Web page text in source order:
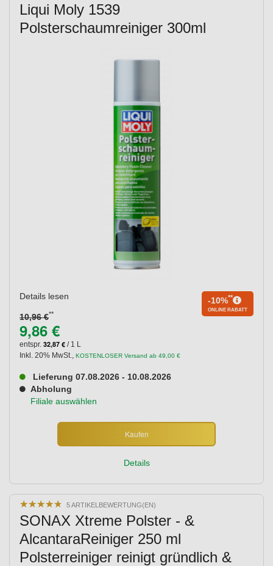
Liqui Moly 1539
Polsterschaumreiniger 300ml
Details lesen
10,96 €**
-10%**
ONLINE RABATT
9,86 €
entspr. 32,87 € / 1 L
Inkl. 20% MwSt.
KOSTENLOSER Versand ab 49,00 €
Lieferung 07.08.2026 - 10.08.2026
Abholung
Filiale auswählen
Kaufen
Details
★★★★★
★★★★★ 5 ARTIKELBEWERTUNG(EN)
SONAX Xtreme Polster - &
AlcantaraReiniger 250 ml
Polsterreiniger reinigt gründlich &